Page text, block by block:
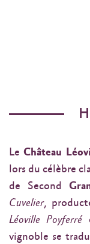
LeChâteau
lors du célèbre
de Second
Cuvelier,
Léoville Poyferré
vignoble se